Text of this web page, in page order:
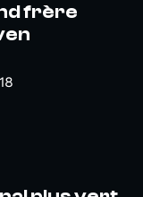
frère